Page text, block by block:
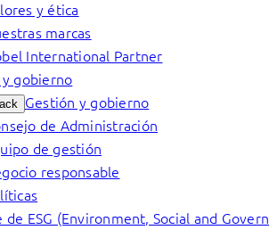
y ética
marcas
International Partner
gobierno
Gestión y gobierno
de Administración
de gestión
responsable
de ESG (Environment, Social and